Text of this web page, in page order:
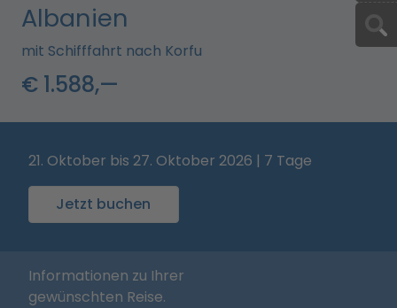
Albanien
mit Schifffahrt nach Korfu
€ 1.588,—
21. Oktober bis 27. Oktober 2026 | 7 Tage
Jetzt buchen
Informationen zu Ihrer
gewünschten Reise.